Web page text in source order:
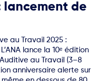
lancement de
au Travail 2025 :
lance la 10ᵉ édition
au Travail (3–8
anniversaire alerte sur